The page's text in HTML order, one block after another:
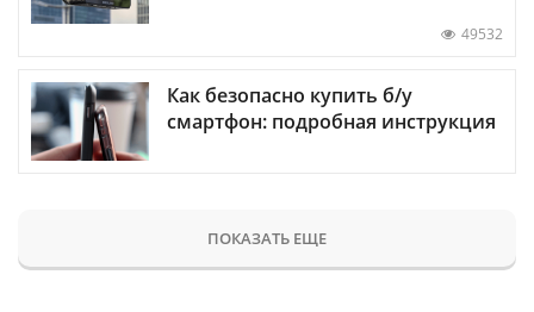
49532
Как безопасно купить б/у
смартфон: подробная инструкция
ПОКАЗАТЬ ЕЩЕ